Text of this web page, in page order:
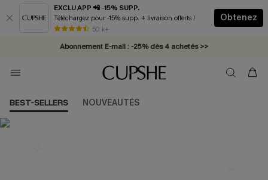
EXCLU APP 📲 -15% SUPP.
Téléchargez pour -15% supp. + livraison offerts !
50 k+
Obtenez
* Livraison éclair 2-3 jours ouvrés >>
Abonnement E-mail : -25% dès 4 achetés >>
BEST-SELLERS NOUVEAUTÉS